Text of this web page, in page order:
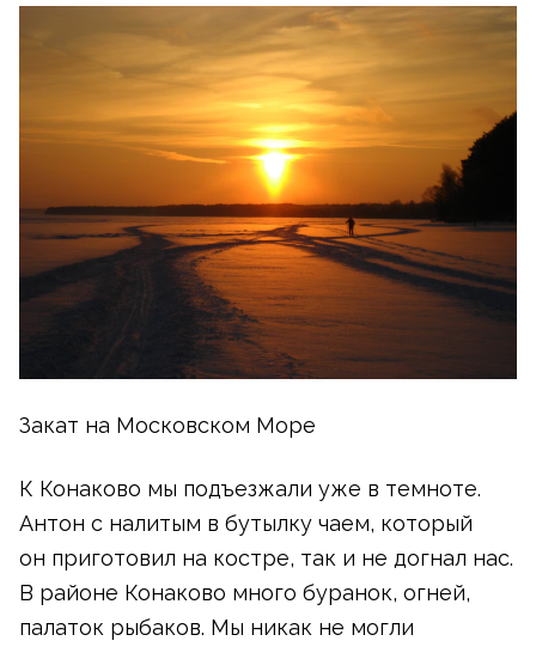
Закат на Московском Море
К Конаково мы подъезжали уже в темноте.
Антон с налитым в бутылку чаем, который
он приготовил на костре, так и не догнал нас.
В районе Конаково много буранок, огней,
палаток рыбаков. Мы никак не могли